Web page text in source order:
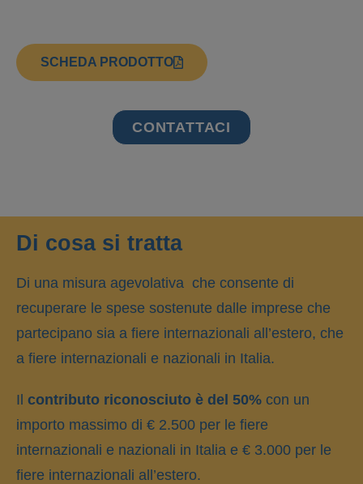
SCHEDA PRODOTTO
CONTATTACI
Di cosa si tratta
Di una misura agevolativa che consente di
recuperare le spese sostenute dalle imprese che
partecipano sia a fiere internazionali all’estero, che
a fiere internazionali e nazionali in Italia.
Il contributo riconosciuto è del 50% con un
importo massimo di € 2.500 per le fiere
internazionali e nazionali in Italia e € 3.000 per le
fiere internazionali all’estero.